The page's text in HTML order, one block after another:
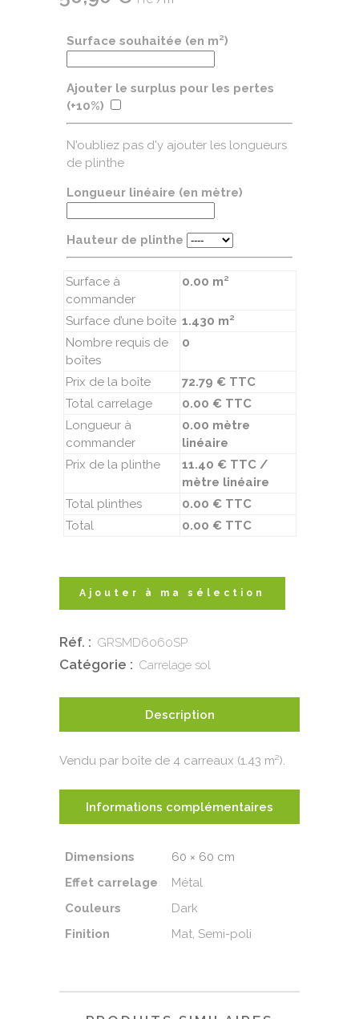
Surface souhaitée (en m²)
Ajouter le surplus pour les pertes
(+10%)
N'oubliez pas d'y ajouter les longueurs
de plinthe
Longueur linéaire (en mètre)
Hauteur de plinthe
Surface à
commander
0.00 m²
Surface d’une boîte 1.430 m²
Nombre requis de
boîtes
0
Prix de la boîte
72.79 € TTC
Total carrelage
0.00 € TTC
Longueur à
commander
0.00 mètre
linéaire
Prix de la plinthe
11.40 € TTC /
mètre linéaire
Total plinthes
0.00 € TTC
Total
0.00 € TTC
Ajouter à ma sélection
Réf. : GRSMD6060SP
Catégorie : Carrelage sol
Description
Vendu par boîte de 4 carreaux (1.43 m²).
Informations complémentaires
Dimensions
60 × 60 cm
Effet carrelage
Métal
Couleurs
Dark
Finition
Mat, Semi-poli